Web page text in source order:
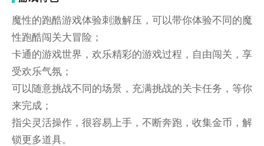
魔性的跑酷游戏体验刺激解压，可以带你体验不同的魔
性跑酷闯关大冒险；
卡通的游戏世界，欢乐精彩的游戏过程，自由闯关，享
受欢乐气氛；
可以随意挑战不同的场景，充满挑战的关卡任务，等你
来完成；
指尖灵活操作，很容易上手，不断奔跑，收集金币，解
锁更多道具。